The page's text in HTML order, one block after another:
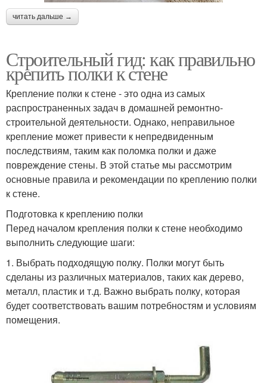
читать дальше →
Строительный гид: как правильно
крепить полки к стене
Крепление полки к стене - это одна из самых
распространенных задач в домашней ремонтно-
строительной деятельности. Однако, неправильное
крепление может привести к непредвиденным
последствиям, таким как поломка полки и даже
повреждение стены. В этой статье мы рассмотрим
основные правила и рекомендации по креплению полки
к стене.
Подготовка к креплению полки
Перед началом крепления полки к стене необходимо
выполнить следующие шаги:
1. Выбрать подходящую полку. Полки могут быть
сделаны из различных материалов, таких как дерево,
металл, пластик и т.д. Важно выбрать полку, которая
будет соответствовать вашим потребностям и условиям
помещения.